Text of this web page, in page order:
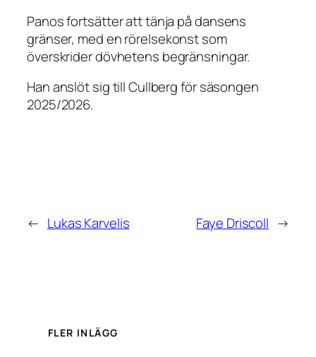
Panos fortsätter att tänja på dansens
gränser, med en rörelsekonst som
överskrider dövhetens begränsningar.
Han anslöt sig till Cullberg för säsongen
2025/2026.
← Lukas Karvelis Faye Driscoll →
FLER INLÄGG